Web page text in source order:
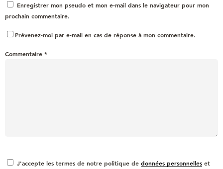
Enregistrer mon pseudo et mon e-mail dans le navigateur pour mon
prochain commentaire.
Prévenez-moi par e-mail en cas de réponse à mon commentaire.
Commentaire *
J'accepte les termes de notre politique de données personnelles et